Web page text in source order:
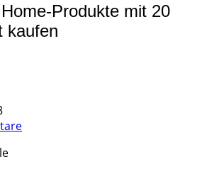
Produkte mit 20
kaufen